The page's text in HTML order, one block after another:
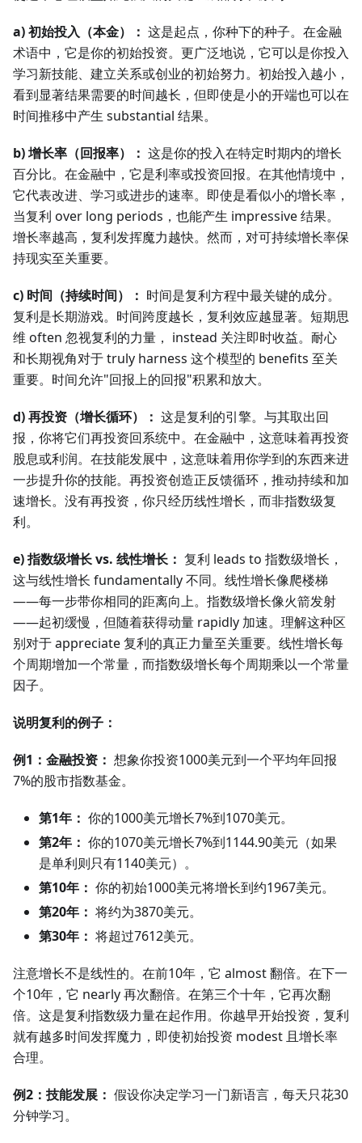
a) 初始投入（本金）： 这是起点，你种下的种子。在金融
术语中，它是你的初始投资。更广泛地说，它可以是你投入
学习新技能、建立关系或创业的初始努力。初始投入越小，
看到显著结果需要的时间越长，但即使是小的开端也可以在
时间推移中产生 substantial 结果。
b) 增长率（回报率）： 这是你的投入在特定时期内的增长
百分比。在金融中，它是利率或投资回报。在其他情境中，
它代表改进、学习或进步的速率。即使是看似小的增长率，
当复利 over long periods，也能产生 impressive 结果。
增长率越高，复利发挥魔力越快。然而，对可持续增长率保
持现实至关重要。
c) 时间（持续时间）： 时间是复利方程中最关键的成分。
复利是长期游戏。时间跨度越长，复利效应越显著。短期思
维 often 忽视复利的力量， instead 关注即时收益。耐心
和长期视角对于 truly harness 这个模型的 benefits 至关
重要。时间允许"回报上的回报"积累和放大。
d) 再投资（增长循环）： 这是复利的引擎。与其取出回
报，你将它们再投资回系统中。在金融中，这意味着再投资
股息或利润。在技能发展中，这意味着用你学到的东西来进
一步提升你的技能。再投资创造正反馈循环，推动持续和加
速增长。没有再投资，你只经历线性增长，而非指数级复
利。
e) 指数级增长 vs. 线性增长： 复利 leads to 指数级增长，
这与线性增长 fundamentally 不同。线性增长像爬楼梯
——每一步带你相同的距离向上。指数级增长像火箭发射
——起初缓慢，但随着获得动量 rapidly 加速。理解这种区
别对于 appreciate 复利的真正力量至关重要。线性增长每
个周期增加一个常量，而指数级增长每个周期乘以一个常量
因子。
说明复利的例子：
例1：金融投资： 想象你投资1000美元到一个平均年回报
7%的股市指数基金。
第1年： 你的1000美元增长7%到1070美元。
第2年： 你的1070美元增长7%到1144.90美元（如果
是单利则只有1140美元）。
第10年： 你的初始1000美元将增长到约1967美元。
第20年： 将约为3870美元。
第30年： 将超过7612美元。
注意增长不是线性的。在前10年，它 almost 翻倍。在下一
个10年，它 nearly 再次翻倍。在第三个十年，它再次翻
倍。这是复利指数级力量在起作用。你越早开始投资，复利
就有越多时间发挥魔力，即使初始投资 modest 且增长率
合理。
例2：技能发展： 假设你决定学习一门新语言，每天只花30
分钟学习。